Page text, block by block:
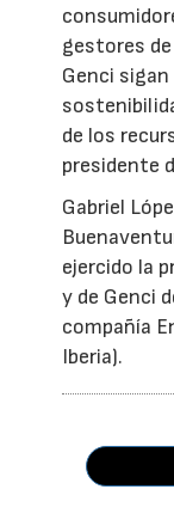
gestores
Genci
de los
presidente
Gabriel
ejercido la
y de Genci
compañía
Iberia).